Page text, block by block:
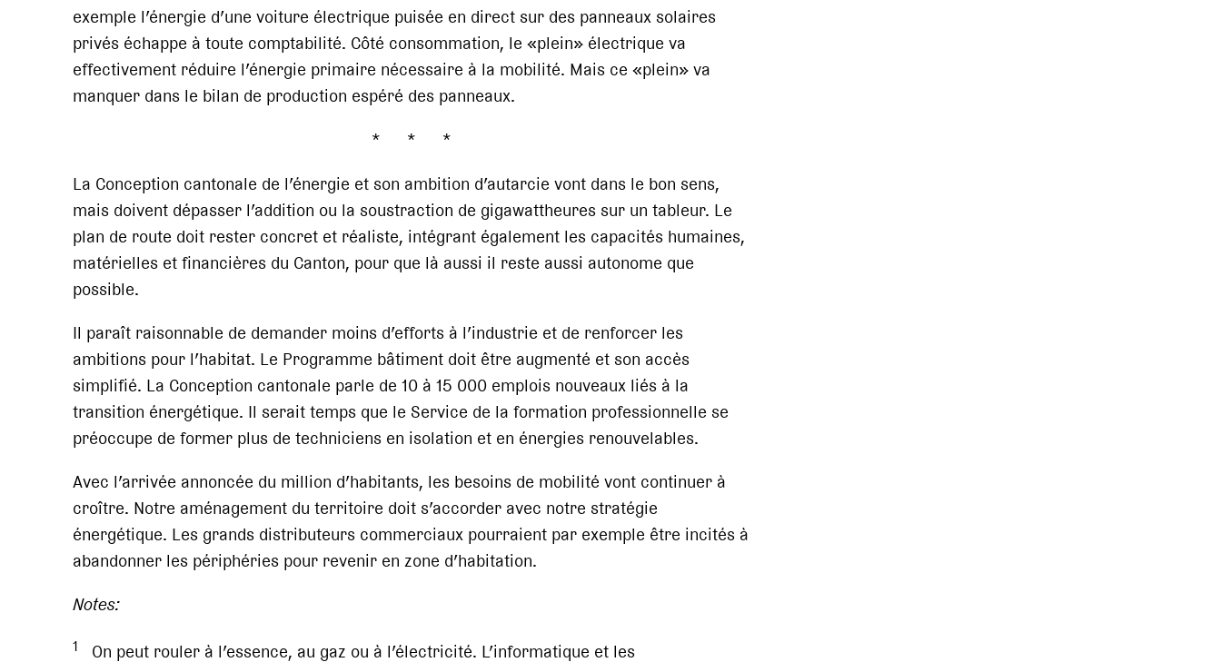
exemple l’énergie d’une voiture électrique puisée en direct sur des panneaux solaires
privés échappe à toute comptabilité. Côté consommation, le «plein» électrique va
effectivement réduire l’énergie primaire nécessaire à la mobilité. Mais ce «plein» va
manquer dans le bilan de production espéré des panneaux.
* * *
La Conception cantonale de l’énergie et son ambition d’autarcie vont dans le bon sens,
mais doivent dépasser l’addition ou la soustraction de gigawattheures sur un tableur. Le
plan de route doit rester concret et réaliste, intégrant également les capacités humaines,
matérielles et financières du Canton, pour que là aussi il reste aussi autonome que
possible.
Il paraît raisonnable de demander moins d’efforts à l’industrie et de renforcer les
ambitions pour l’habitat. Le Programme bâtiment doit être augmenté et son accès
simplifié. La Conception cantonale parle de 10 à 15 000 emplois nouveaux liés à la
transition énergétique. Il serait temps que le Service de la formation professionnelle se
préoccupe de former plus de techniciens en isolation et en énergies renouvelables.
Avec l’arrivée annoncée du million d’habitants, les besoins de mobilité vont continuer à
croître. Notre aménagement du territoire doit s’accorder avec notre stratégie
énergétique. Les grands distributeurs commerciaux pourraient par exemple être incités à
abandonner les périphéries pour revenir en zone d’habitation.
Notes:
1
On peut rouler à l’essence, au gaz ou à l’électricité. L’informatique et les